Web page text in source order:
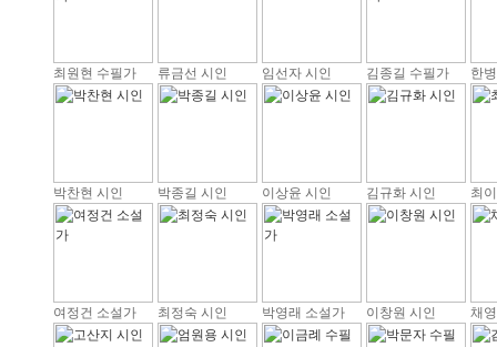
최원현 수필가 류금선 시인 임선자 시인 김종길 수필가 한
박찬현 시인 박종길 시인 이상윤 시인 김규화 시인 최
여정건 소설가 최정숙 시인 박영래 소설가 이창원 시인 채